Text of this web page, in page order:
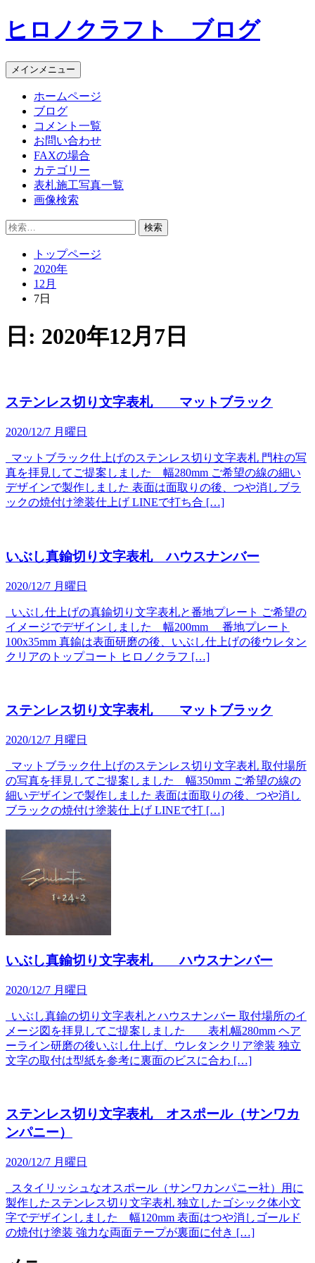
コ
ン
ン
ツ
ヒロノクラフト ブログ
メインメニュー
ホームページ
ブログ
コメント一覧
お問い合わせ
FAXの場合
カテゴリー
表札施工写真一覧
画像検索
検
トップページ
2020年
12月
7日
日: 2020年12月7日
ステンレス切り文字表札 マットブラック
2020/12/7 月曜日
マットブラック仕上げのステンレス切り文字表札 門柱の写
真を拝見してご提案しました 幅280mm ご希望の線の細い
デザインで製作しました 表面は面取りの後、つや消しブラ
ックの焼付け塗装仕上げ LINEで打ち合 […]
いぶし真鍮切り文字表札 ハウスナンバー
2020/12/7 月曜日
いぶし仕上げの真鍮切り文字表札と番地プレート ご希望の
イメージでデザインしました 幅200mm 番地プレート
100x35mm 真鍮は表面研磨の後、いぶし仕上げの後ウレタン
クリアのトップコート ヒロノクラフ […]
ステンレス切り文字表札 マットブラック
2020/12/7 月曜日
マットブラック仕上げのステンレス切り文字表札 取付場所
の写真を拝見してご提案しました 幅350mm ご希望の線の
細いデザインで製作しました 表面は面取りの後、つや消し
ブラックの焼付け塗装仕上げ LINEで打 […]
いぶし真鍮切り文字表札 ハウスナンバー
2020/12/7 月曜日
いぶし真鍮の切り文字表札とハウスナンバー 取付場所のイ
メージ図を拝見してご提案しました 表札幅280mm ヘア
ーライン研磨の後いぶし仕上げ、ウレタンクリア塗装 独立
文字の取付は型紙を参考に裏面のビスに合わ […]
ステンレス切り文字表札 オスポール（サンワカ
ンパニー）
2020/12/7 月曜日
スタイリッシュなオスポール（サンワカンパニー社）用に
製作したステンレス切り文字表札 独立したゴシック体小文
字でデザインしました 幅120mm 表面はつや消しゴールド
の焼付け塗装 強力な両面テープが裏面に付き […]